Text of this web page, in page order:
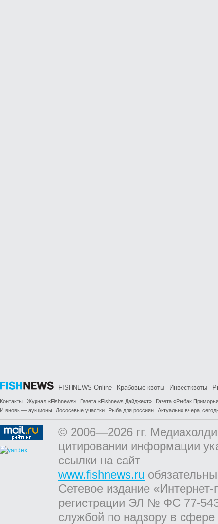
FISHNEWS Online Крабовые квоты Инвестквоты
Контакты Журнал «Fishnews» Газета «Fishnews Дайджест»
Газета «Рыбак
И вновь — аукционы
Лососевые участки Рыба для россиян Актуально вчера,
© 2006—2026 гг.
цитировании информации
ссылки на сайт
www.fishnews.ru
Сетевое издание
регистрации ЭЛ № ФС 77-
службой по надзору в